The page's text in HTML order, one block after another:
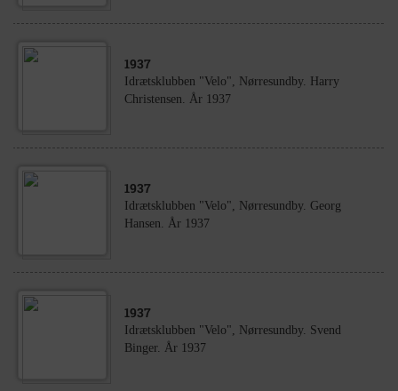
1937
Idrætsklubben "Velo", Nørresundby. Harry
Christensen. År 1937
1937
Idrætsklubben "Velo", Nørresundby. Georg
Hansen. År 1937
1937
Idrætsklubben "Velo", Nørresundby. Svend
Binger. År 1937